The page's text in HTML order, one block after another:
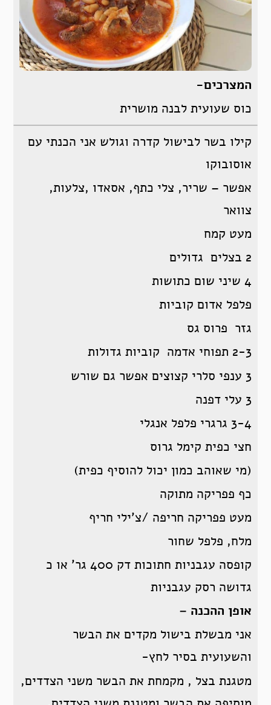
המצרכים-
כוס שעועית לבנה מושרית
קילו בשר לבישול קדרה וגולש אני הכנתי עם
אוסובוקו
אפשר – שריר, צלי כתף, אסאדו ,צלעות,
צוואר
מעט קמח
2 בצלים גדולים
4 שיני שום כתושות
פלפל אדום קוביות
גזר פרוס גס
2-3 תפוחי אדמה קוביות גדולות
3 ענפי סלרי קצוצים אפשר גם שורש
3 עלי דפנה
3-4 גרגרי פלפל אנגלי
חצי כפית קימל גרוס
(מי שאוהב כמון יכול להוסיף כפית)
כף פפריקה מתוקה
מעט פפריקה חריפה /צ’ילי חריף
מלח, פלפל שחור
קופסה עגבניות חתוכות דק 400 גר’ או כ
גדושה רסק עגבניות
אופן ההכנה –
אני מבשלת בישול מקדים את הבשר
והשעועית בסיר לחץ-
מטגנת בצל , מקמחת את הבשר משני הצדדים,